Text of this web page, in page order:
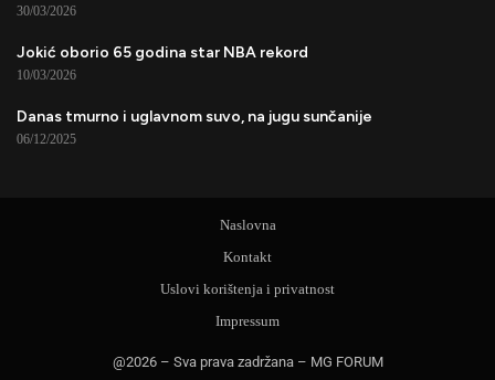
30/03/2026
Jokić oborio 65 godina star NBA rekord
10/03/2026
Danas tmurno i uglavnom suvo, na jugu sunčanije
06/12/2025
@2026 – Sva prava zadržana – MG FORUM
Naslovna
Kontakt
Uslovi korištenja i privatnost
Impressum